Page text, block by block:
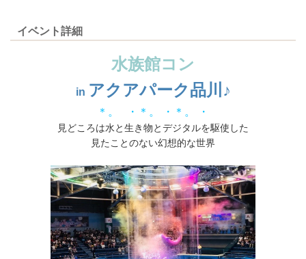
イベント詳細
水族館コン
in アクアパーク品川♪
＊。 ・＊。 ・＊。 ・
見どころは水と生き物とデジタルを駆使した
見たことのない幻想的な世界